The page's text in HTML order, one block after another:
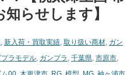
らせします】
, 新入荷・買取実績, 取り扱い商材, ガン
プラモデル, ガンプラ , 千葉県, 市原市,